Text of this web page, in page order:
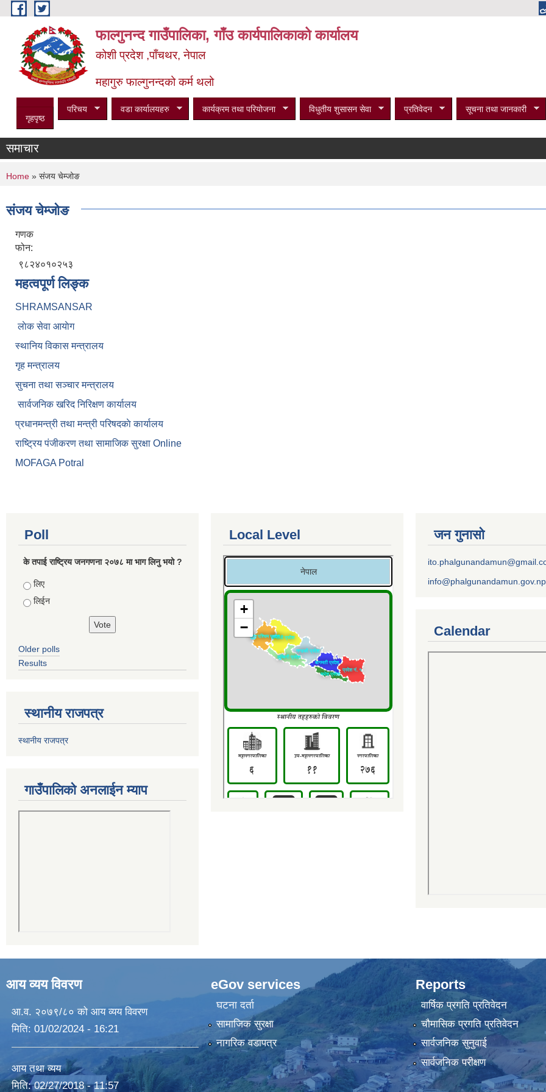
Skip to main content
फाल्गुनन्द गाउँपालिका, गाँउ कार्यपालिकाको कार्यालय
कोशी प्रदेश ,पाँचथर, नेपाल
महागुरु फाल्गुनन्दको कर्म थलो
गृहपृष्ठ
परिचय वडा कार्यालयहरु कार्यक्रम तथा परियोजना विधुतीय शुसासन सेवा प्रतिवेदन सूचना तथा जानकारी
समाचार
You are here
Home » संजय चेम्जोङ
संजय चेम्जोङ
गणक
फोन:
९८२४०१०२५३
महत्वपूर्ण लिङ्क
SHRAMSANSAR
लाेक सेवा आयाेग
स्थानिय विकास मन्त्रालय
गृह मन्त्रालय
सुचना तथा सञ्चार मन्त्रालय
सार्वजनिक खरिद निरिक्षण कार्यालय
प्रधानमन्त्री तथा मन्त्री परिषदकाे कार्यालय
राष्ट्रिय पंजीकरण तथा सामाजिक सुरक्षा Online
MOFAGA Potral
Poll
के तपाई राष्ट्रिय जनगणना २०७८ मा भाग लिनु भयो ?
Choices
लिए
लिईन
Older polls
Results
स्थानीय राजपत्र
स्थानीय राजपत्र
गाउँपालिको अनलाईन म्याप
Local Level जन गुनासो
info@phalgunandamun.gov.np
Calendar
आय व्यय विवरण
आ.व. २०७९/८० को आय व्यय विवरण
मिति: 01/02/2024 - 16:21
आय तथा व्यय
मिति:02/27/2018 - 11:57
eGov services
घटना दर्ता
सामाजिक सुरक्षा
नागरिक वडापत्र
Reports
वार्षिक प्रगति प्रतिवेदन
चौमासिक प्रगति प्रतिवेदन
सार्वजनिक सुनुवाई
सार्वजनिक परीक्षण